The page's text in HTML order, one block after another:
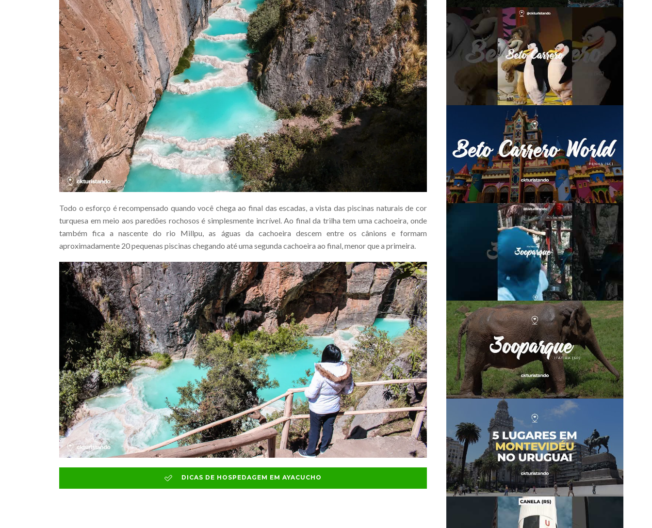
Todo o esforço é recompensado quando você chega ao final das escadas, a vista das piscinas naturais de cor
turquesa em meio aos paredões rochosos é simplesmente incrível. Ao final da trilha tem uma cachoeira, onde
também fica a nascente do rio Millpu, as águas da cachoeira descem entre os cânions e formam
aproximadamente 20 pequenas piscinas chegando até uma segunda cachoeira ao final, menor que a primeira.
DICAS DE HOSPEDAGEM EM AYACUCHO